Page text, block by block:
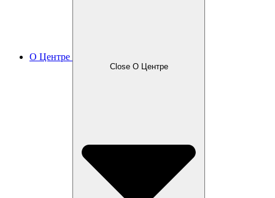
О Центре
Close О Центре